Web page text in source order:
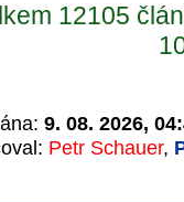
12105
9. 08. 2026,
Petr Schauer,